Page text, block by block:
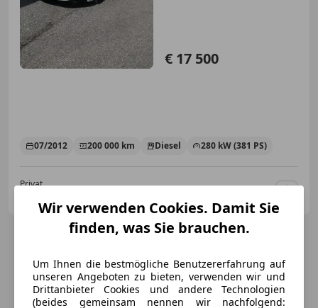
€ 17 500
07/2012 200 000 km Diesel 280 kW (381 PS)
Privat
Wir verwenden Cookies. Damit Sie
finden, was Sie brauchen.
Um Ihnen die bestmögliche Benutzererfahrung auf
unseren Angeboten zu bieten, verwenden wir und
Drittanbieter Cookies und andere Technologien
(beides gemeinsam nennen wir nachfolgend: